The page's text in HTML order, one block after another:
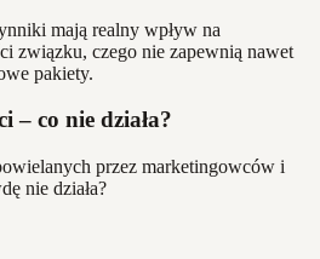
mają realny wpływ na
związku, czego nie zapewnią nawet
pakiety.
– co nie działa?
przez marketingowców i
nie działa?